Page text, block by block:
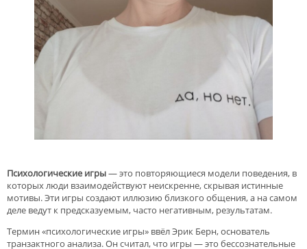
Психологические игры— это повторяющиеся модели поведения, в
которых люди взаимодействуют неискренне, скрывая истинные
мотивы. Эти игры создают иллюзию близкого общения, а на самом
деле ведут к предсказуемым, часто негативным, результатам.
Термин «психологические игры» ввёл Эрик Берн, основатель
транзактного анализа. Он считал, что игры — это бессознательные